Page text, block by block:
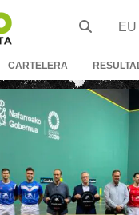
EU
CARTELERA